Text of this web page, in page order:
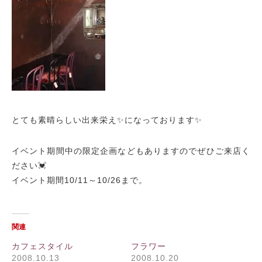
とても素晴らしい出来栄え✨になっております✨
イベント期間中の限定企画などもありますのでぜひご来店く
ださい💓
イベント期間10/11～10/26まで。
関連
カフェスタイル
2008.10.13
フラワー
2008.10.20